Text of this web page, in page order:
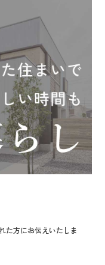
た方にお伝えいたしま